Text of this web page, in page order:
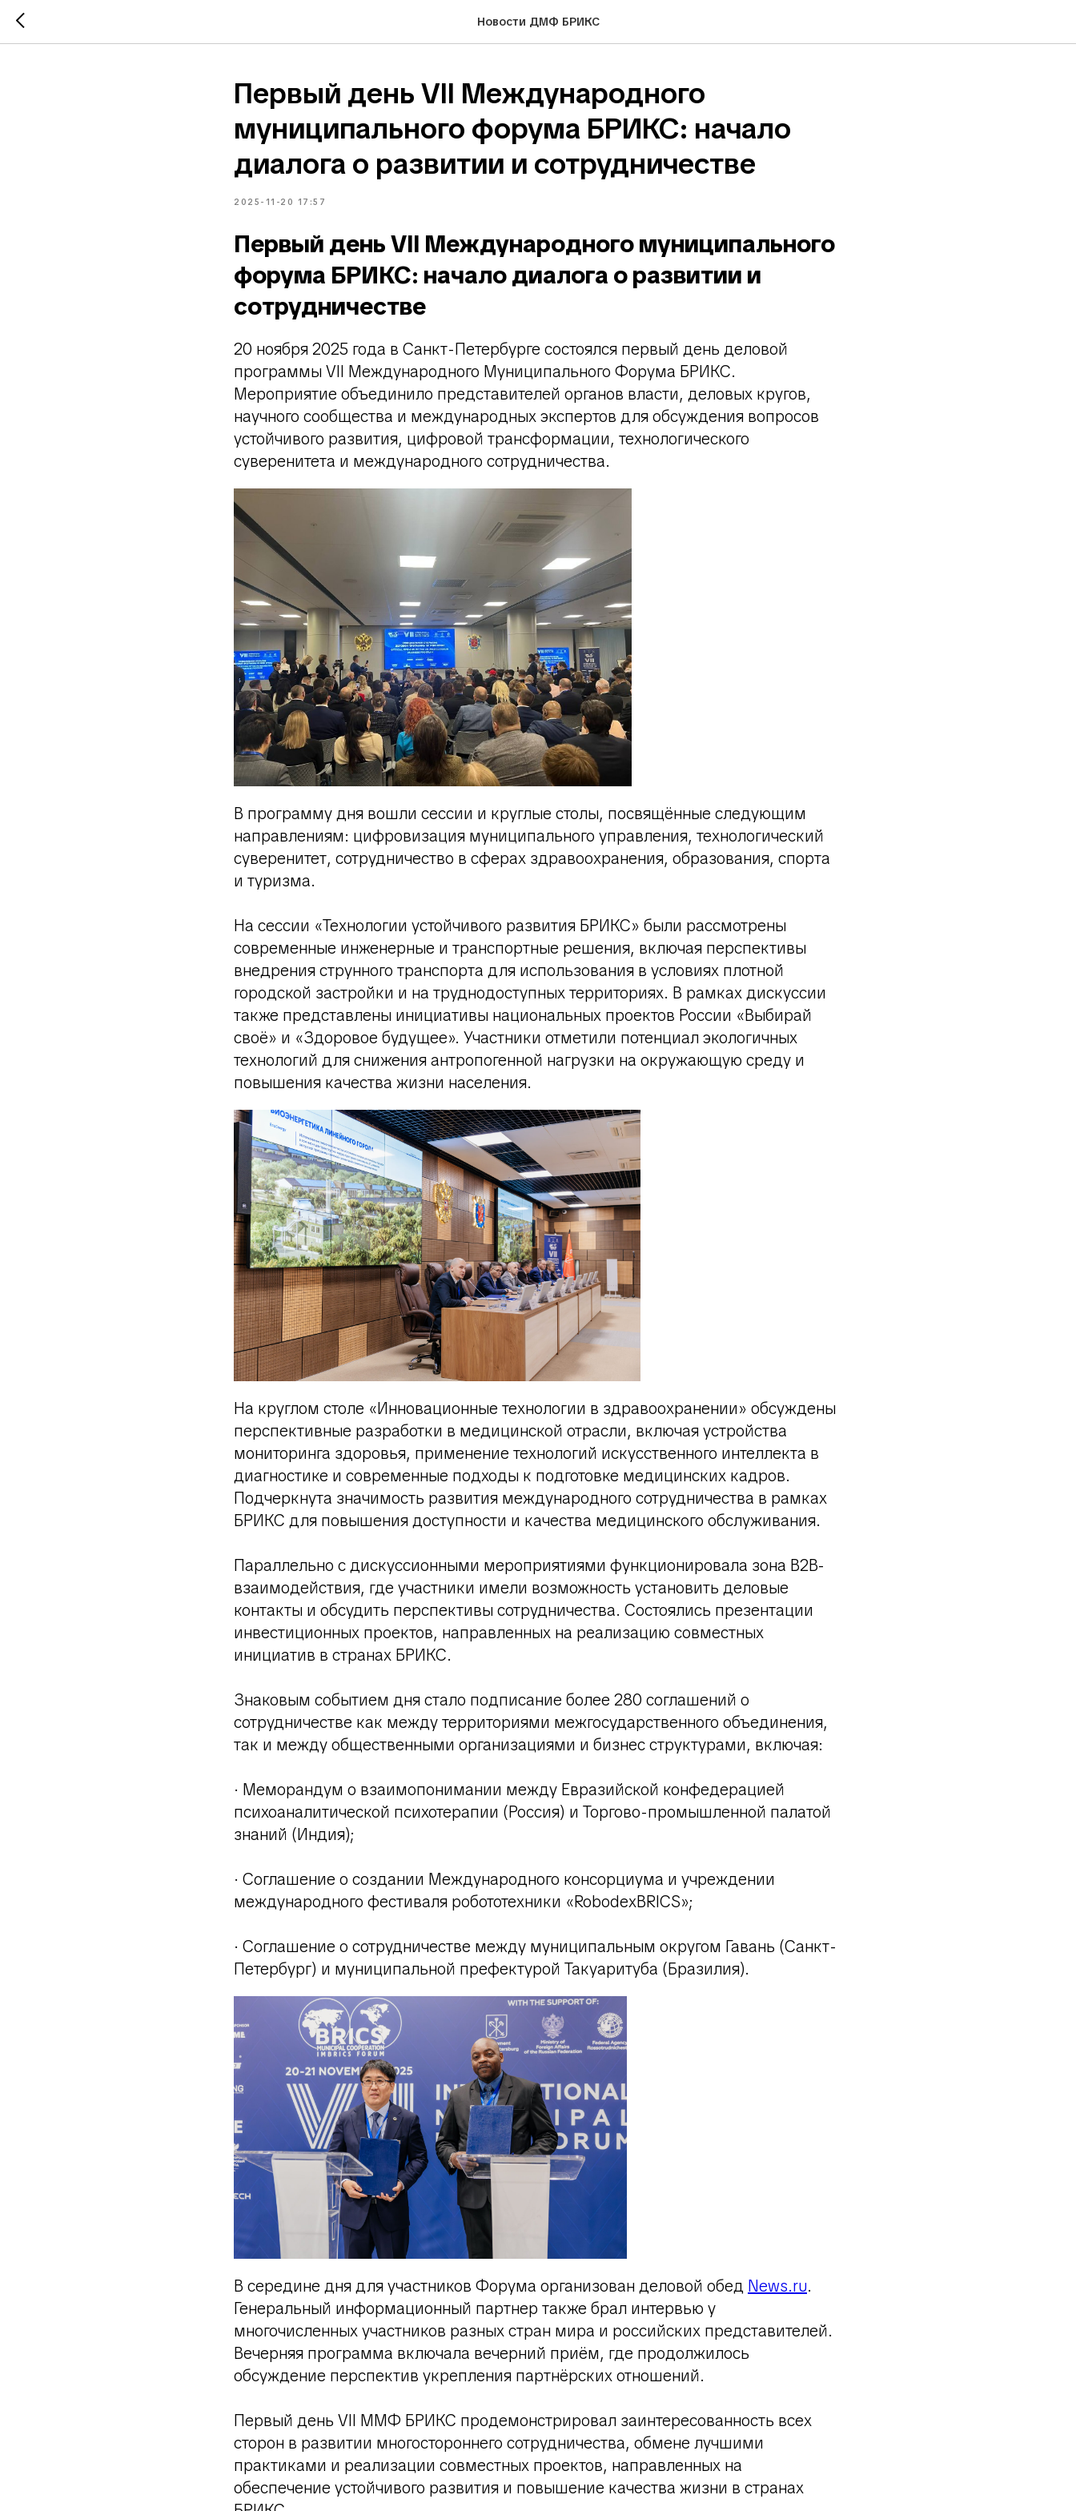
Новости ДМФ БРИКС
Первый день VII Международного
муниципального форума БРИКС: начало
диалога о развитии и сотрудничестве
2025-11-20 17:57
Первый день VII Международного муниципального
форума БРИКС: начало диалога о развитии и
сотрудничестве
20 ноября 2025 года в Санкт-Петербурге состоялся первый день деловой
программы VII Международного Муниципального Форума БРИКС.
Мероприятие объединило представителей органов власти, деловых кругов,
научного сообщества и международных экспертов для обсуждения вопросов
устойчивого развития, цифровой трансформации, технологического
суверенитета и международного сотрудничества.
В программу дня вошли сессии и круглые столы, посвящённые следующим
направлениям: цифровизация муниципального управления, технологический
суверенитет, сотрудничество в сферах здравоохранения, образования, спорта
и туризма.
На сессии «Технологии устойчивого развития БРИКС» были рассмотрены
современные инженерные и транспортные решения, включая перспективы
внедрения струнного транспорта для использования в условиях плотной
городской застройки и на труднодоступных территориях. В рамках дискуссии
также представлены инициативы национальных проектов России «Выбирай
своё» и «Здоровое будущее». Участники отметили потенциал экологичных
технологий для снижения антропогенной нагрузки на окружающую среду и
повышения качества жизни населения.
На круглом столе «Инновационные технологии в здравоохранении» обсуждены
перспективные разработки в медицинской отрасли, включая устройства
мониторинга здоровья, применение технологий искусственного интеллекта в
диагностике и современные подходы к подготовке медицинских кадров.
Подчеркнута значимость развития международного сотрудничества в рамках
БРИКС для повышения доступности и качества медицинского обслуживания.
Параллельно с дискуссионными мероприятиями функционировала зона B2B-
взаимодействия, где участники имели возможность установить деловые
контакты и обсудить перспективы сотрудничества. Состоялись презентации
инвестиционных проектов, направленных на реализацию совместных
инициатив в странах БРИКС.
Знаковым событием дня стало подписание более 280 соглашений о
сотрудничестве как между территориями межгосударственного объединения,
так и между общественными организациями и бизнес структурами, включая:
· Меморандум о взаимопонимании между Евразийской конфедерацией
психоаналитической психотерапии (Россия) и Торгово-промышленной палатой
знаний (Индия);
· Соглашение о создании Международного консорциума и учреждении
международного фестиваля робототехники «RobodexBRICS»;
· Соглашение о сотрудничестве между муниципальным округом Гавань (Санкт-
Петербург) и муниципальной префектурой Такуаритуба (Бразилия).
В середине дня для участников Форума организован деловой обед News.ru.
Генеральный информационный партнер также брал интервью у
многочисленных участников разных стран мира и российских представителей.
Вечерняя программа включала вечерний приём, где продолжилось
обсуждение перспектив укрепления партнёрских отношений.
Первый день VII ММФ БРИКС продемонстрировал заинтересованность всех
сторон в развитии многостороннего сотрудничества, обмене лучшими
практиками и реализации совместных проектов, направленных на
обеспечение устойчивого развития и повышение качества жизни в странах